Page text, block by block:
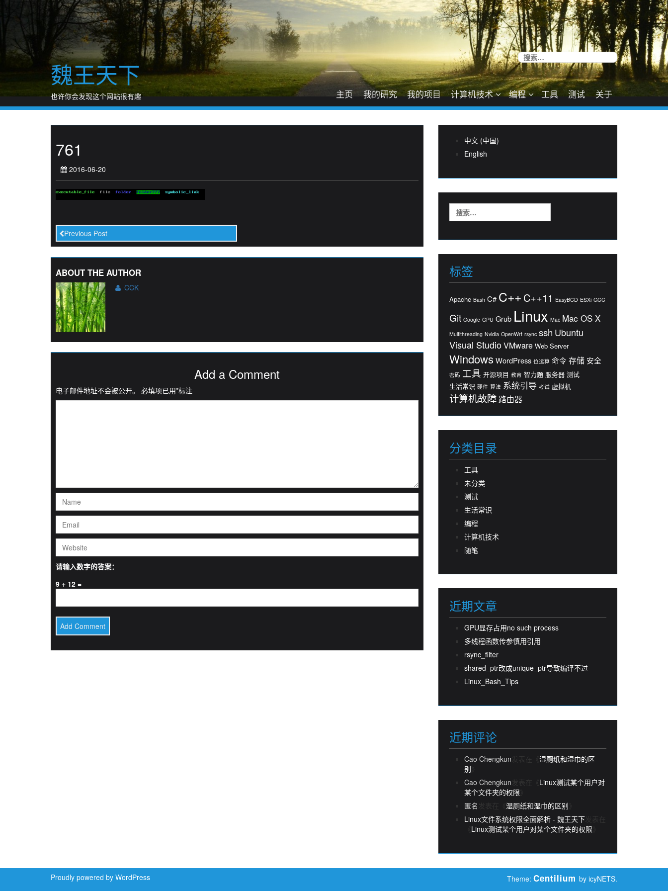
魏王天下
也许你会发现这个网站很有趣
搜
索：
主页 我的研究 我的项目 计算机技术 编程 工具 测试 关于
761
2016-06-20
Previous Post
ABOUT THE AUTHOR
CCK
Add a Comment
电子邮件地址不会被公开。 必填项已用*标注
请输入数字的答案：
9 + 12 =
中文 (中国)
English
索：
标签
Apache Bash C# C++ C++11 EasyBCD ESXi GCC
Git Google GPU Grub Linux Mac Mac OS X
Multithreading Nvidia OpenWrt rsync ssh Ubuntu
Visual StudioVMware Web Server
Windows WordPress 位运算 命令 存储 安全
密码 工具 开源项目 教育 智力题 服务器 测试
生活常识 硬件 算法 系统引导 考试 虚拟机
计算机故障 路由器
分类目录
工具
未分类
测试
生活常识
编程
计算机技术
随笔
近期文章
GPU显存占用no such process
多线程函数传参慎用引用
rsync_filter
shared_ptr改成unique_ptr导致编译不过
Linux_Bash_Tips
近期评论
Cao Chengkun发表在《 湿厕纸和湿巾的区
别
Cao Chengkun发表在《 Linux测试某个用户对
某个文件夹的权限
匿名 发表在《 湿厕纸和湿巾的区别
Linux文件系统权限全面解析 - 魏王天下发表在
Linux测试某个用户对某个文件夹的权限
Proudly powered by WordPress Theme: Centilium by icyNETS.